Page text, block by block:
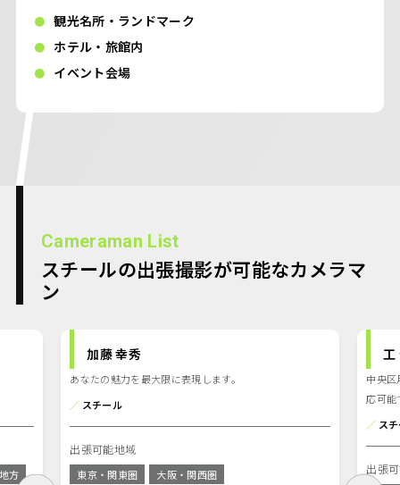
観光名所・ランドマーク
ホテル・旅館内
イベント会場
Cameraman List
スチールの出張撮影が可能なカメラマ
ン
方
加藤 幸秀
あなたの魅力を最大限に表現します。
／ スチール
出張可能地域
東京・関東圏
大阪・関西圏
工
中央区
応可能
／ ス
出張